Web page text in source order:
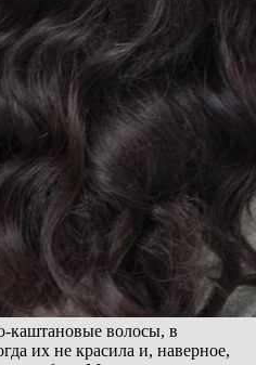
каштановые волосы, в
их не красила и, наверное,